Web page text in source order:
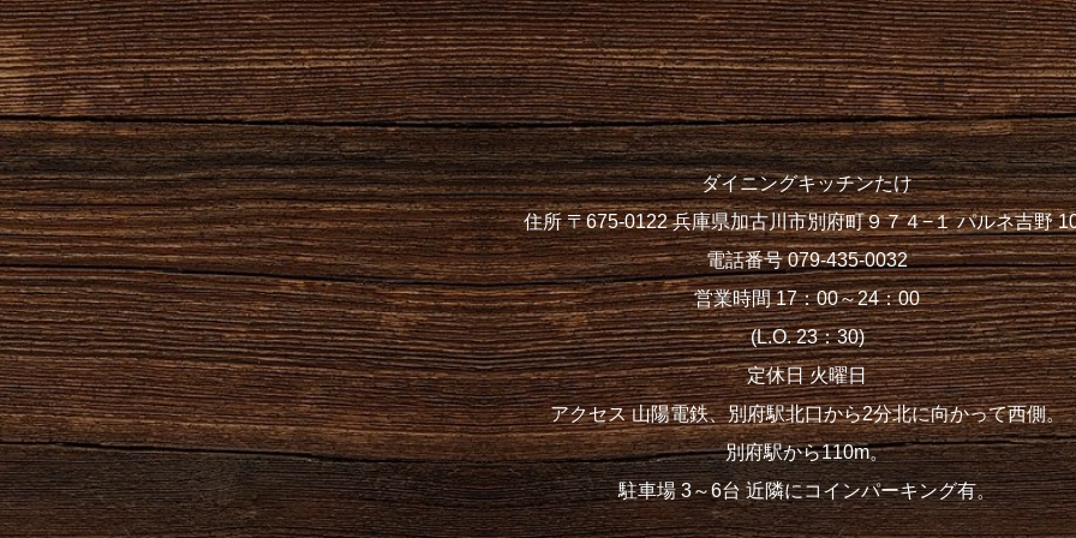
ダイニングキッチンたけ
住所 〒675-0122 兵庫県加古川市別府町９７４−１ パルネ吉野
電話番号 079-435-0032
営業時間 17：00～24：00
(L.O. 23：30)
定休日 火曜日
アクセス 山陽電鉄、別府駅北口から2分北に向かって西側。
別府駅から110m。
駐車場 3～6台 近隣にコインパーキング有。